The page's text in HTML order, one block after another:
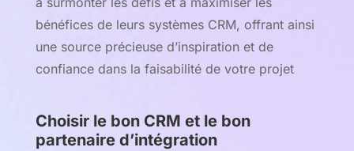
bénéfices de leurs systèmes CRM, offrant ainsi
une source précieuse d’inspiration et de
confiance dans la faisabilité de votre projet
Choisir le bon CRM et le bon
partenaire d’intégration